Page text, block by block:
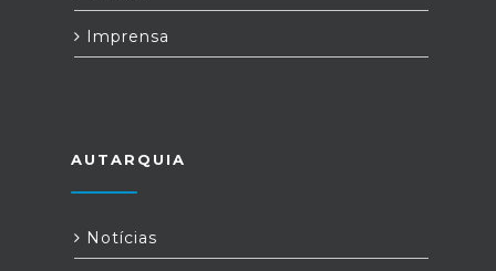
Imprensa
AUTARQUIA
Notícias